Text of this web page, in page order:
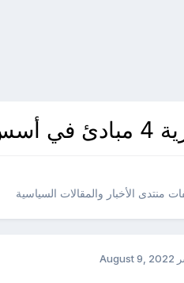
منتدى الأخبار والمقالات السياسية
August 9, 2022